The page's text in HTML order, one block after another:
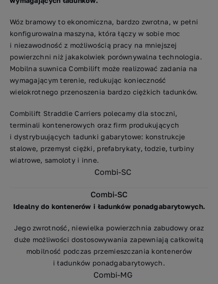
Wóz bramowy to ekonomiczna, bardzo zwrotna, w pełni
konfigurowalna maszyna, która łączy w sobie moc
i niezawodność z możliwością pracy na mniejszej
powierzchni niż jakakolwiek porównywalna technologia.
Mobilna suwnica Combilift może realizować zadania na
wymagającym terenie, redukując konieczność
wielokrotnego przenoszenia bardzo ciężkich ładunków.
Combilift Straddle Carriers polecamy dla stoczni,
terminali kontenerowych oraz firm produkujących
i dystrybuujących ładunki gabarytowe: konstrukcje
stalowe, przemysł ciężki, prefabrykaty, łodzie, turbiny
wiatrowe, samoloty i inne.
Combi-SC
Idealny do kontenerów i ładunków ponadgabarytowych.
Jego zwrotność, niewielka powierzchnia zabudowy oraz
duże możliwości dostosowywania zapewniają całkowitą
mobilność podczas przemieszczania kontenerów
i ładunków ponadgabarytowych.